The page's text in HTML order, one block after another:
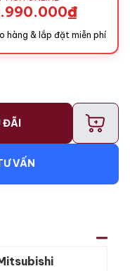
₫
hàng & lắp đặt miễn phí
ĐÃI +
VẤN